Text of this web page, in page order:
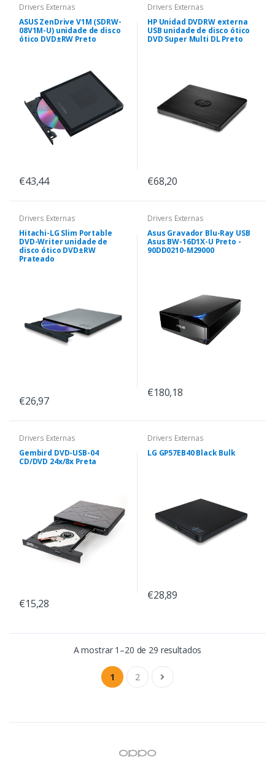
Drivers Externas
ASUS ZenDrive V1M (SDRW-
08V1M-U) unidade de disco
ótico DVD±RW Preto
€43,44
Drivers Externas
HP Unidad DVDRW externa
USB unidade de disco ótico
DVD Super Multi DL Preto
€68,20
Drivers Externas
Hitachi-LG Slim Portable
DVD-Writer unidade de
disco ótico DVD±RW
Prateado
€26,97
Drivers Externas
Asus Gravador Blu-Ray USB
Asus BW-16D1X-U Preto -
90DD0210-M29000
€180,18
Drivers Externas
Gembird DVD-USB-04
CD/DVD 24x/8x Preta
€15,28
Drivers Externas
LG GP57EB40 Black Bulk
€28,89
A mostrar 1–20 de 29 resultados
1 2